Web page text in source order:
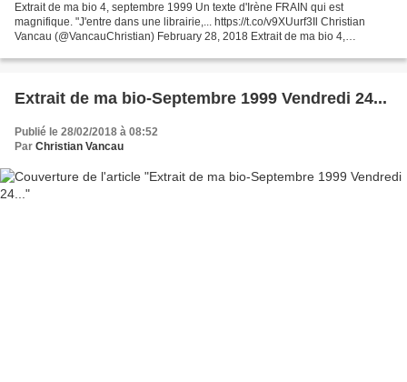
Extrait de ma bio 4, septembre 1999 Un texte d'Irène FRAIN qui est
magnifique. "J'entre dans une librairie,... https://t.co/v9XUurf3Il Christian
Vancau (@VancauChristian) February 28, 2018 Extrait de ma bio 4,
Extrait de ma bio-Septembre 1999 Vendredi 24...
Publié le 28/02/2018 à 08:52
Par Christian Vancau